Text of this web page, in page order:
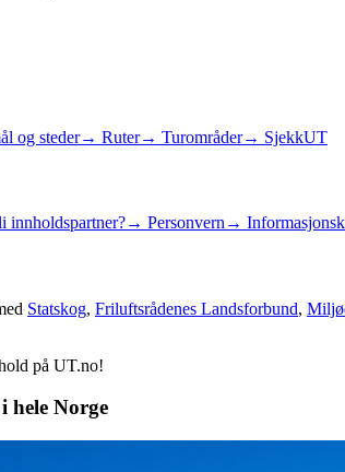
og steder→ Ruter→ Turområder→ SjekkUT
innholdspartner?→ Personvern →
Statskog, Friluftsrådenes Landsforbund,
på UT.no!
hele Norge